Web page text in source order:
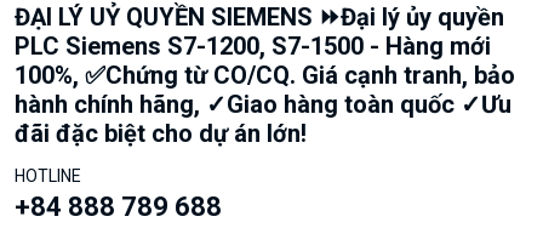
ĐẠI LÝ UỶ QUYỀN SIEMENS ⏩Đại lý ủy quyền
PLC Siemens S7-1200, S7-1500 - Hàng mới
100%, ✅Chứng từ CO/CQ. Giá cạnh tranh, bảo
hành chính hãng, ✓Giao hàng toàn quốc ✓Ưu
đãi đặc biệt cho dự án lớn!
HOTLINE
+84 888 789 688